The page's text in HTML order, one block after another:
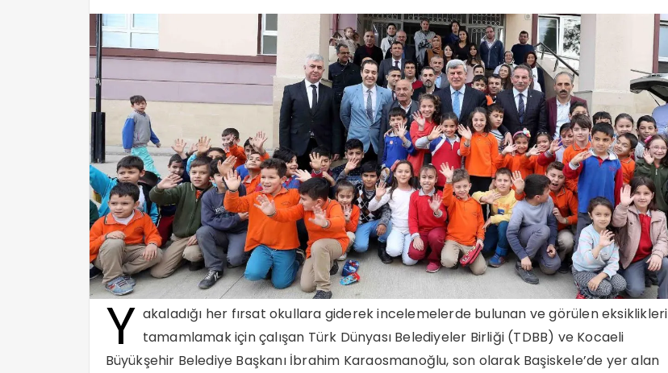
Y akaladığı her fırsat okullara giderek incelemelerde bulunan ve görülen eksiklikleri
tamamlamak için çalışan Türk Dünyası Belediyeler Birliği (TDBB) ve Kocaeli
Büyükşehir Belediye Başkanı İbrahim Karaosmanoğlu, son olarak Başiskele’de yer alan